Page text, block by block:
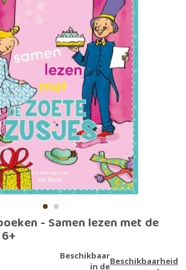
- Samen lezen met de
Beschikbaar
in deBeschikbaarheid